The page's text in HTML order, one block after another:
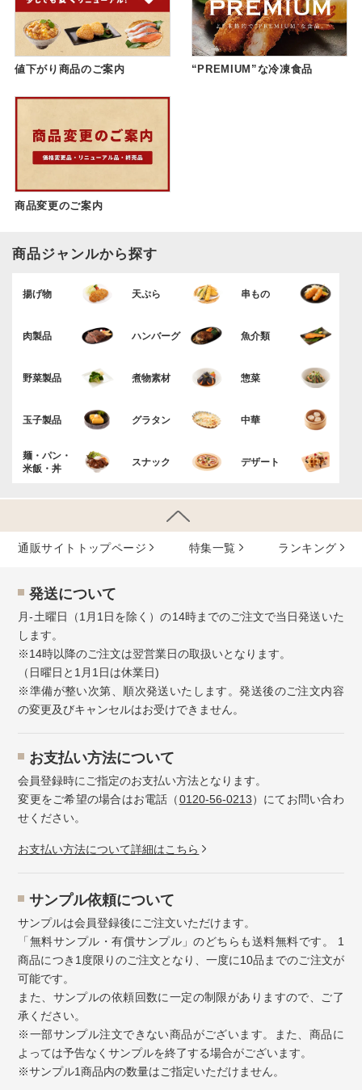
値下がり商品のご案内 “PREMIUM”な冷凍食品
商品変更のご案内
商品ジャンルから探す
揚げ物 天ぷら 串もの
肉製品 ハンバーグ 魚介類
野菜製品 煮物素材 惣菜
玉子製品 グラタン 中華
麺・パン・
米飯・丼
スナック デザート
通販サイトトップページ 特集⼀覧 ランキング
発送について
月-土曜日（1月1日を除く）の14時までのご注文で当日発送いた
します。
※14時以降のご注文は翌営業日の取扱いとなります。
（日曜日と1月1日は休業日)
※準備が整い次第、順次発送いたします。発送後のご注文内容
の変更及びキャンセルはお受けできません。
お⽀払い⽅法について
会員登録時にご指定のお支払い方法となります。
変更をご希望の場合はお電話（0120-56-0213）にてお問い合わ
せください。
お⽀払い⽅法について詳細はこちら
サンプル依頼について
サンプルは会員登録後にご注文いただけます。
「無料サンプル・有償サンプル」のどちらも送料無料です。 1
商品につき1度限りのご注文となり、一度に10品までのご注文が
可能です。
また、サンプルの依頼回数に一定の制限がありますので、ご了
承ください。
※一部サンプル注文できない商品がございます。また、商品に
よっては予告なくサンプルを終了する場合がございます。
※サンプル1商品内の数量はご指定いただけません。